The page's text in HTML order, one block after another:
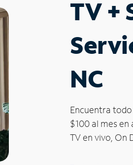
TV +
NC
Encuentra
$100 al mes
TV en vivo, On